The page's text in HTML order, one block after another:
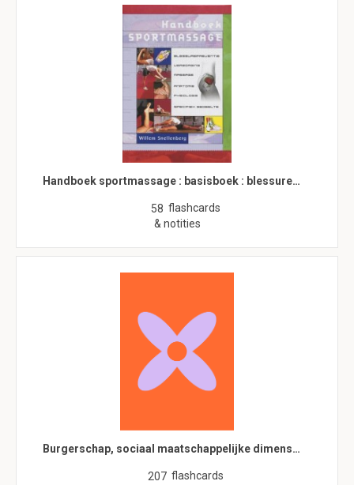
Handboek sportmassage : basisboek : blessure…
58 flashcards
& notities
Burgerschap, sociaal maatschappelijke dimens…
207 flashcards